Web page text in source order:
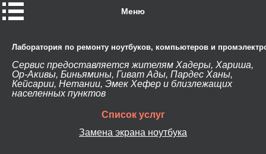
Меню
Лаборатория по ремонту ноутбуков, компьютеров и
Сервис предоставляется жителям Хадеры, Хариша,
Ор-Акивы, Биньямины, Гиват Ады, Пардес Ханы,
Кейсарии, Нетании, Эмек Хефер и близлежащих
населенных пунктов
Список услуг
Замена экрана ноутбука